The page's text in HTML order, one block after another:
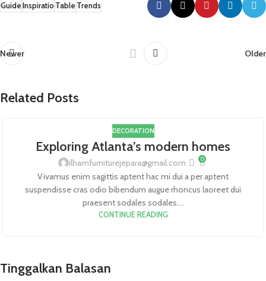
Guide Inspiratio Table Trends
Newer Older
Related Posts
DECORATION
Exploring Atlanta’s modern homes
ilhamfurniturejepara@gmail.com 0
Vivamus enim sagittis aptent hac mi dui a per aptent
suspendisse cras odio bibendum augue rhoncus laoreet dui
praesent sodales sodales....
CONTINUE READING
Tinggalkan Balasan